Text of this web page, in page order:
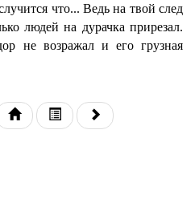
что... Ведь на твой след
людей на дурачка прирезал.
не возражал и его грузная